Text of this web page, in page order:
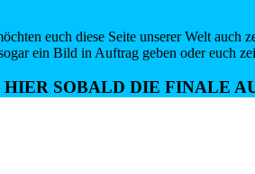
euch diese Seite unserer Welt
ein Bild in Auftrag geben oder euch
HIER SOBALD DIE FINALE